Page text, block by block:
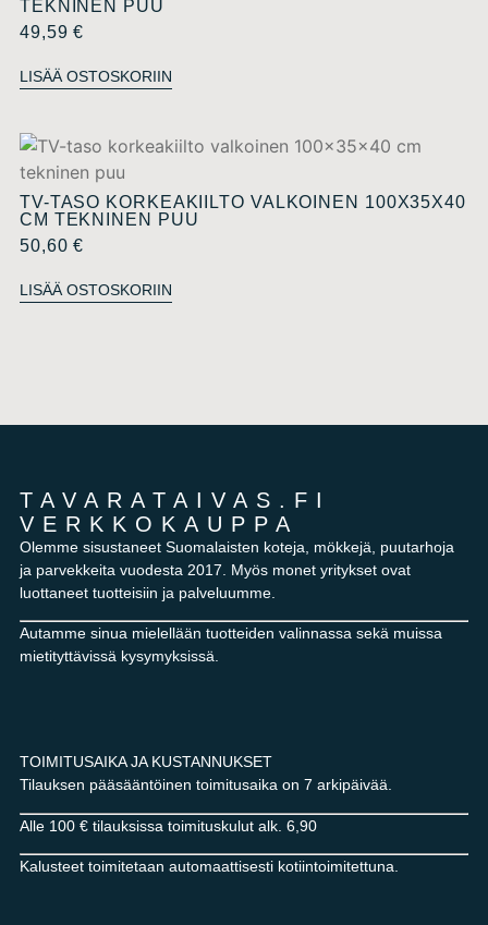
TEKNINEN PUU
49,59€
LISÄÄ OSTOSKORIIN
TV-TASO KORKEAKIILTO VALKOINEN 100X35X40
CM TEKNINEN PUU
50,60€
LISÄÄ OSTOSKORIIN
TAVARATAIVAS.FI
VERKKOKAUPPA
Olemme sisustaneet Suomalaisten koteja, mökkejä, puutarhoja
ja parvekkeita vuodesta 2017. Myös monet yritykset ovat
luottaneet tuotteisiin ja palveluumme.
Autamme sinua mielellään tuotteiden valinnassa sekä muissa
mietityttävissä kysymyksissä.
TOIMITUSAIKA JA KUSTANNUKSET
Tilauksen pääsääntöinen toimitusaika on 7 arkipäivää.
Alle 100 € tilauksissa toimituskulut alk. 6,90
Kalusteet toimitetaan automaattisesti kotiintoimitettuna.